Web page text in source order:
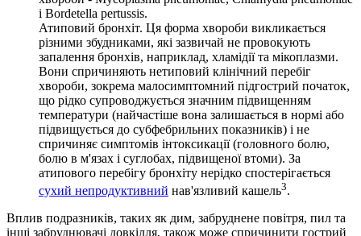
і Bordetella pertussis.
Атиповий бронхіт. Ця форма хвороби викликається
різними збудниками, які зазвичай не провокують
запалення бронхів, наприклад, хламідії та мікоплазми.
Вони спричиняють нетиповий клінічний перебіг
хвороби, зокрема малосимптомний підгострий початок,
що рідко супроводжується значним підвищенням
температури (найчастіше вона залишається в нормі або
підвищується до субфебрильних показників) і не
спричиняє симптомів інтоксикації (головного болю,
болю в м'язах і суглобах, підвищеної втоми). За
атипового перебігу бронхіту нерідко спостерігається
сухий непродуктивний нав'язливий кашель3.
Вплив подразників, таких як дим, забруднене повітря, пил та
інші забруднювачі довкілля, також може спричинити гострий